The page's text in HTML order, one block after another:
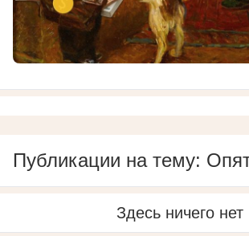
Публикации на тему:
Здесь ничего нет